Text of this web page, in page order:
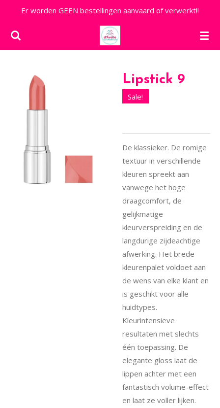
naar
de
Er worden GEEN bestellingen aanvaard of verwerkt!!
Lipstick 9
Sale!
De klassieker. De romige
textuur in verschillende
kleuren spreekt aan
vanwege het hoge
draagcomfort, de
gelijkmatige
kleurverspreiding en de
langdurige zijdeachtige
afwerking. Het brede
kleurenpalet voldoet aan
de wens van elke klant en
is geschikt voor alle
huidtypes.
Kleurintensieve
resultaten met slechts
één toepassing. De
elegante gloss laat de
lippen achter met een
fantastisch volume-effect
en laat ze voller lijken.